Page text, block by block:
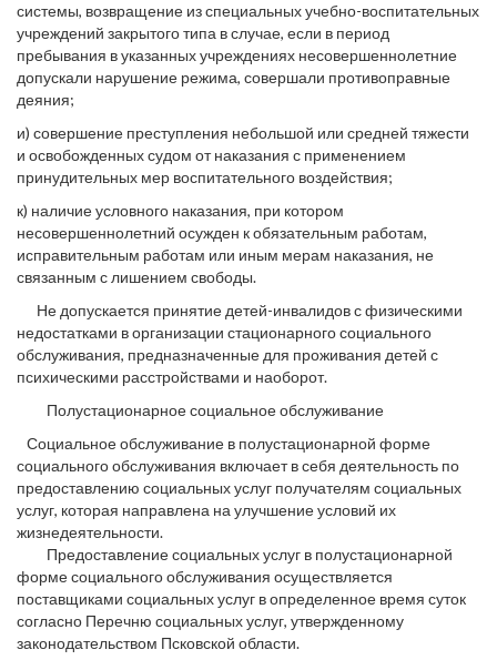
системы, возвращение из специальных учебно-воспитательных
учреждений закрытого типа в случае, если в период
пребывания в указанных учреждениях несовершеннолетние
допускали нарушение режима, совершали противоправные
деяния;
и) совершение преступления небольшой или средней тяжести
и освобожденных судом от наказания с применением
принудительных мер воспитательного воздействия;
к) наличие условного наказания, при котором
несовершеннолетний осужден к обязательным работам,
исправительным работам или иным мерам наказания, не
связанным с лишением свободы.
Не допускается принятие детей-инвалидов с физическими
недостатками в организации стационарного социального
обслуживания, предназначенные для проживания детей с
психическими расстройствами и наоборот.
Полустационарное социальное обслуживание
Социальное обслуживание в полустационарной форме
социального обслуживания включает в себя деятельность по
предоставлению социальных услуг получателям социальных
услуг, которая направлена на улучшение условий их
жизнедеятельности.
Предоставление социальных услуг в полустационарной
форме социального обслуживания осуществляется
поставщиками социальных услуг в определенное время суток
согласно Перечню социальных услуг, утвержденному
законодательством Псковской области.